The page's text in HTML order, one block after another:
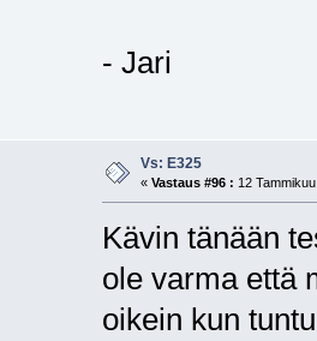
- Jari
Vs: E325
« Vastaus #96 : 12
Kävin tänään
ole varma että
oikein kun